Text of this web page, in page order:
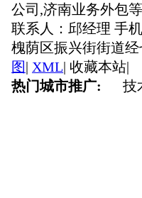
公司,济南业务外包
联系人：邱经理 手
槐荫区振兴街街道
图| XML| 收藏本站|
热门城市推广:
技